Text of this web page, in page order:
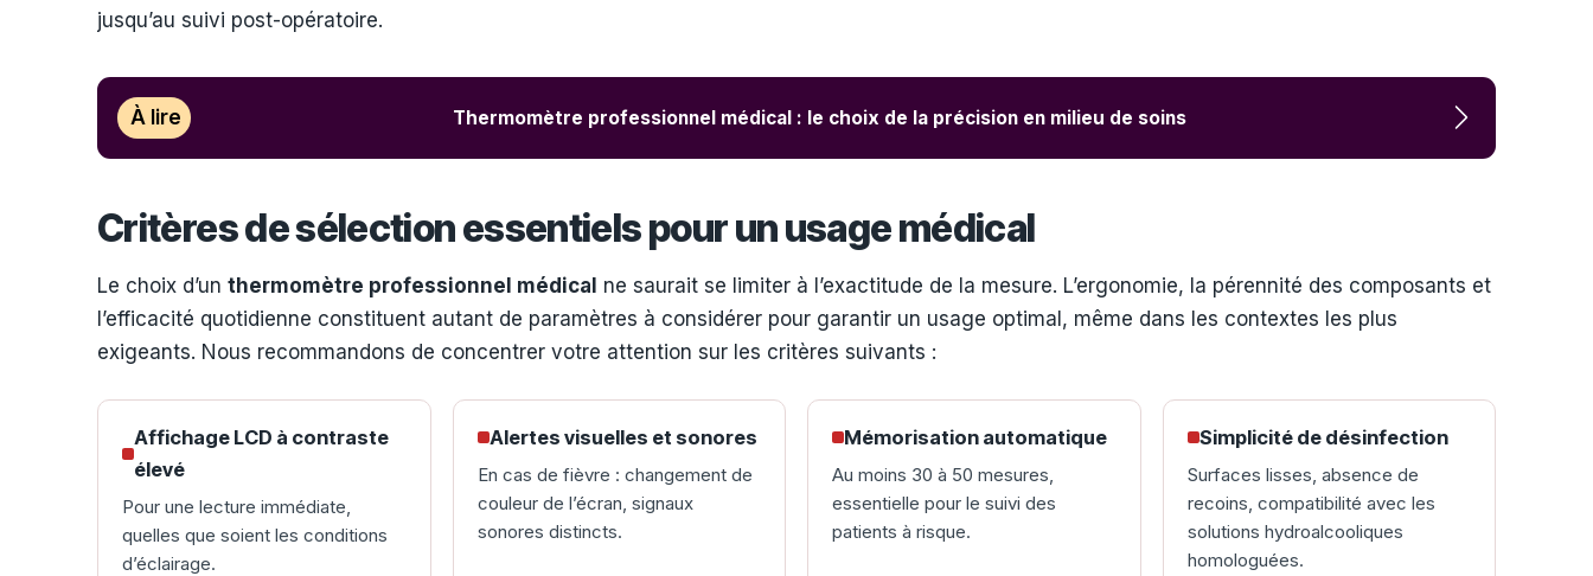
jusqu’au suivi post-opératoire.
À lire Thermomètre professionnel médical : le choix de la précision en milieu de soins
Critères de sélection essentiels pour un usage médical
Le choix d’un thermomètre professionnel médical ne saurait se limiter à l’exactitude de la mesure. L’ergonomie, la pérennité des composants et
l’efficacité quotidienne constituent autant de paramètres à considérer pour garantir un usage optimal, même dans les contextes les plus
exigeants. Nous recommandons de concentrer votre attention sur les critères suivants :
Affichage LCD à contraste
élevé
Pour une lecture immédiate,
quelles que soient les conditions
d’éclairage.
Alertes visuelles et sonores
En cas de fièvre : changement de
couleur de l’écran, signaux
sonores distincts.
Mémorisation automatique
Au moins 30 à 50 mesures,
essentielle pour le suivi des
patients à risque.
Simplicité de désinfection
Surfaces lisses, absence de
recoins, compatibilité avec les
solutions hydroalcooliques
homologuées.